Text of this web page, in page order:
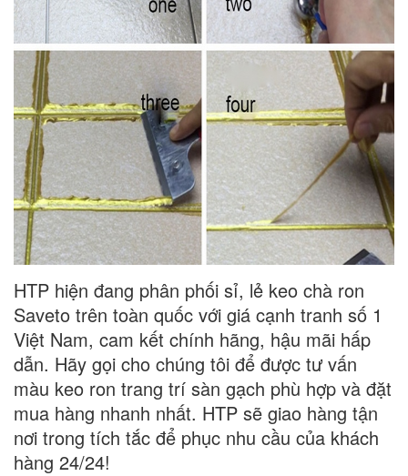
HTP hiện đang phân phối sỉ, lẻ keo chà ron
Saveto trên toàn quốc với giá cạnh tranh số 1
Việt Nam, cam kết chính hãng, hậu mãi hấp
dẫn. Hãy gọi cho chúng tôi để được tư vấn
màu keo ron trang trí sàn gạch phù hợp và đặt
mua hàng nhanh nhất. HTP sẽ giao hàng tận
nơi trong tích tắc để phục nhu cầu của khách
hàng 24/24!